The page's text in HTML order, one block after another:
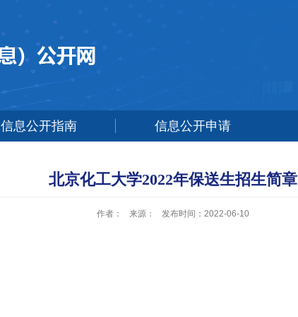
信息公开指南 信息公开申请
北京化工大学2022年保送生招生简章
作者： 来源： 发布时间：2022-06-10